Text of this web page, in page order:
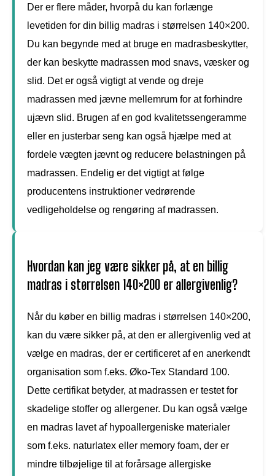
Der er flere måder, hvorpå du kan forlænge
levetiden for din billig madras i størrelsen 140×200.
Du kan begynde med at bruge en madrasbeskytter,
der kan beskytte madrassen mod snavs, væsker og
slid. Det er også vigtigt at vende og dreje
madrassen med jævne mellemrum for at forhindre
ujævn slid. Brugen af en god kvalitetssengeramme
eller en justerbar seng kan også hjælpe med at
fordele vægten jævnt og reducere belastningen på
madrassen. Endelig er det vigtigt at følge
producentens instruktioner vedrørende
vedligeholdelse og rengøring af madrassen.
Hvordan kan jeg være sikker på, at en billig
madras i størrelsen 140×200 er allergivenlig?
Når du køber en billig madras i størrelsen 140×200,
kan du være sikker på, at den er allergivenlig ved at
vælge en madras, der er certificeret af en anerkendt
organisation som f.eks. Øko-Tex Standard 100.
Dette certifikat betyder, at madrassen er testet for
skadelige stoffer og allergener. Du kan også vælge
en madras lavet af hypoallergeniske materialer
som f.eks. naturlatex eller memory foam, der er
mindre tilbøjelige til at forårsage allergiske